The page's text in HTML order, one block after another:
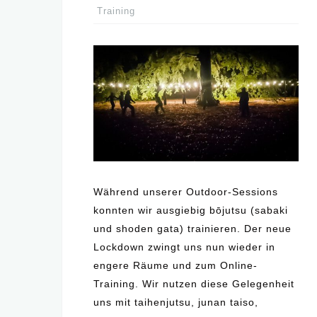
Training
Während unserer Outdoor-Sessions
konnten wir ausgiebig bōjutsu (sabaki
und shoden gata) trainieren. Der neue
Lockdown zwingt uns nun wieder in
engere Räume und zum Online-
Training. Wir nutzen diese Gelegenheit
uns mit taihenjutsu, junan taiso,